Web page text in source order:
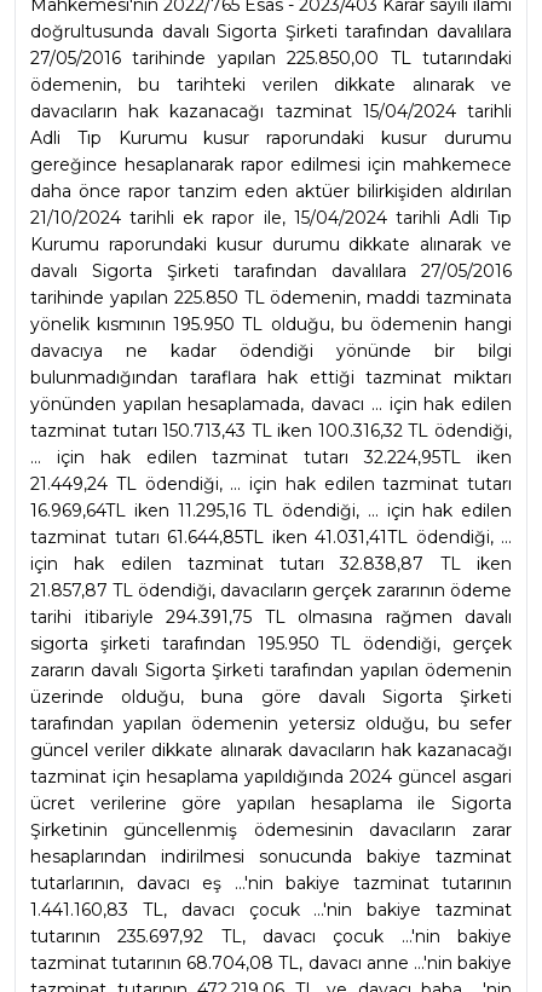
Mahkemesi'nin 2022/765 Esas - 2023/403 Karar sayılı ilamı
doğrultusunda davalı Sigorta Şirketi tarafından davalılara
27/05/2016 tarihinde yapılan 225.850,00 TL tutarındaki
ödemenin, bu tarihteki verilen dikkate alınarak ve
davacıların hak kazanacağı tazminat 15/04/2024 tarihli
Adli Tıp Kurumu kusur raporundaki kusur durumu
gereğince hesaplanarak rapor edilmesi için mahkemece
daha önce rapor tanzim eden aktüer bilirkişiden aldırılan
21/10/2024 tarihli ek rapor ile, 15/04/2024 tarihli Adli Tıp
Kurumu raporundaki kusur durumu dikkate alınarak ve
davalı Sigorta Şirketi tarafından davalılara 27/05/2016
tarihinde yapılan 225.850 TL ödemenin, maddi tazminata
yönelik kısmının 195.950 TL olduğu, bu ödemenin hangi
davacıya ne kadar ödendiği yönünde bir bilgi
bulunmadığından taraflara hak ettiği tazminat miktarı
yönünden yapılan hesaplamada, davacı ... için hak edilen
tazminat tutarı 150.713,43 TL iken 100.316,32 TL ödendiği,
... için hak edilen tazminat tutarı 32.224,95TL iken
21.449,24 TL ödendiği, ... için hak edilen tazminat tutarı
16.969,64TL iken 11.295,16 TL ödendiği, ... için hak edilen
tazminat tutarı 61.644,85TL iken 41.031,41TL ödendiği, ...
için hak edilen tazminat tutarı 32.838,87 TL iken
21.857,87 TL ödendiği, davacıların gerçek zararının ödeme
tarihi itibariyle 294.391,75 TL olmasına rağmen davalı
sigorta şirketi tarafından 195.950 TL ödendiği, gerçek
zararın davalı Sigorta Şirketi tarafından yapılan ödemenin
üzerinde olduğu, buna göre davalı Sigorta Şirketi
tarafından yapılan ödemenin yetersiz olduğu, bu sefer
güncel veriler dikkate alınarak davacıların hak kazanacağı
tazminat için hesaplama yapıldığında 2024 güncel asgari
ücret verilerine göre yapılan hesaplama ile Sigorta
Şirketinin güncellenmiş ödemesinin davacıların zarar
hesaplarından indirilmesi sonucunda bakiye tazminat
tutarlarının, davacı eş ...'nin bakiye tazminat tutarının
1.441.160,83 TL, davacı çocuk ...'nin bakiye tazminat
tutarının 235.697,92 TL, davacı çocuk ...'nin bakiye
tazminat tutarının 68.704,08 TL, davacı anne ...'nin bakiye